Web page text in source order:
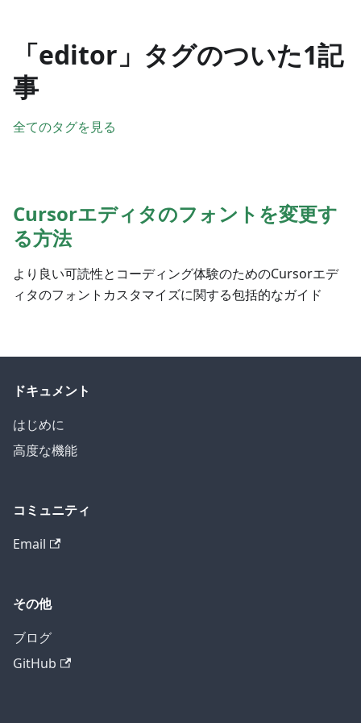
「editor」タグのついた1記
事
全てのタグを見る
Cursorエディタのフォントを変更す
る方法
より良い可読性とコーディング体験のためのCursorエデ
ィタのフォントカスタマイズに関する包括的なガイド
ドキュメント
はじめに
高度な機能
コミュニティ
Email
その他
ブログ
GitHub